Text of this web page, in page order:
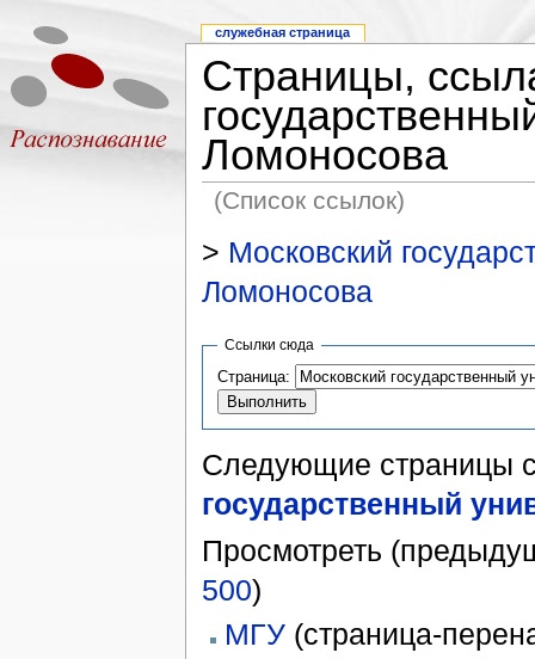
Страницы,
Ломоносова
(Список ссылок)
> Московский
Ломоносова
Ссылки сюда
Страница:
Следующие страницы
государственный
Просмотреть
500)
МГУ(страница-
служебная страница